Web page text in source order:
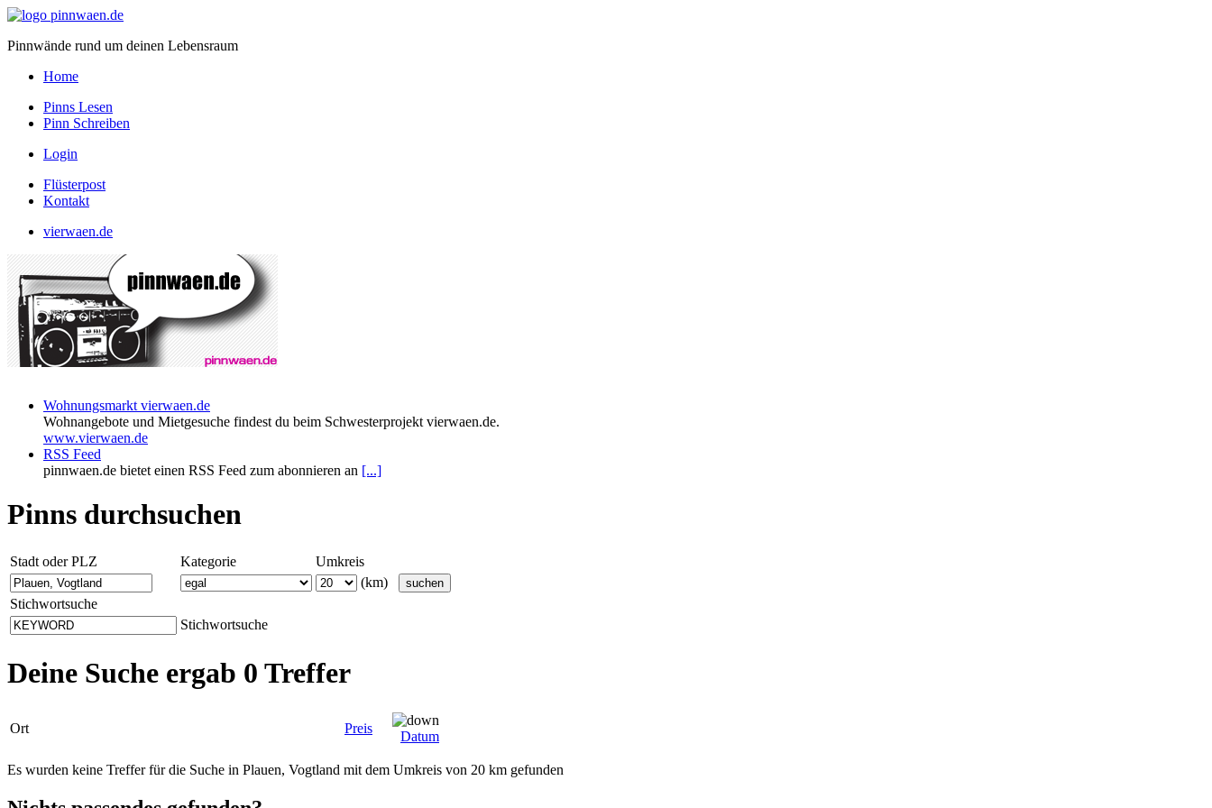
Pinnwände rund um deinen Lebensraum
Home
Pinns Lesen
Pinn Schreiben
Login
Flüsterpost
Kontakt
vierwaen.de
Wohnungsmarkt vierwaen.de
Wohnangebote und Mietgesuche findest du beim Schwesterprojekt vierwaen.de.
www.vierwaen.de
RSS Feed
pinnwaen.de bietet einen RSS Feed zum abonnieren an [...]
Pinns durchsuchen
Stadt oder PLZ Kategorie
Umkreis
(km)
Stichwortsuche
Stichwortsuche
Deine Suche ergab 0 Treffer
Ort Preis
Datum
Es wurden keine Treffer für die Suche in Plauen, Vogtland mit dem Umkreis von 20 km gefunden